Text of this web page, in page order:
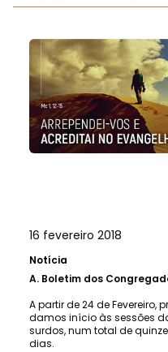
16 fevereiro 2018
Notícia
A. Boletim dos
A partir de 24 de Fevereiro,
damos início às sessões
surdos, num total de
dias.